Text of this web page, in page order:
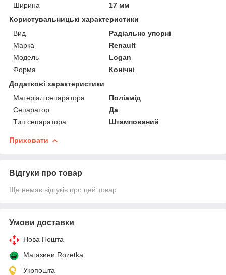
Ширина
17 мм
Користувальницькі характеристики
Вид
Радіально упорні
Марка
Renault
Мoдель
Logan
Форма
Конічні
Додаткові характеристики
Матеріал сепаратора
Поліамід
Сепаратор
Да
Тип сепаратора
Штампований
Приховати
Відгуки про товар
Ще немає відгуків про цей товар
Умови доставки
Нова Пошта
Магазини Rozetka
Укрпошта